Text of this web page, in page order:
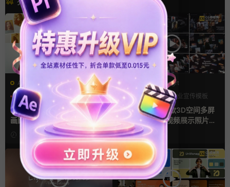
AE模板
LOGO动画
三维 幻灯片
ae相册模板 多场景照片墙堆叠
画廊幻灯片宣传视频
3小时前
PR基本图形mogrt
PR基本图形
企业宣传模板
幻灯片
Pr视频模板 10款3D空间多屏
切换开场相册视频展示照片墙
pr模板
1天前